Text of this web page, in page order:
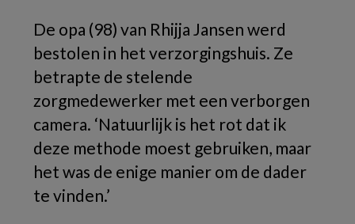
De opa (98) van Rhijja Jansen werd
bestolen in het verzorgingshuis. Ze
betrapte de stelende
zorgmedewerker met een verborgen
camera. ‘Natuurlijk is het rot dat ik
deze methode moest gebruiken, maar
het was de enige manier om de dader
te vinden.’